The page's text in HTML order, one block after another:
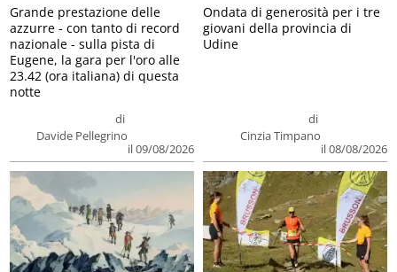
di
Davide Pellegrino
il 09/08/2026
Grande prestazione delle
azzurre - con tanto di record
nazionale - sulla pista di
Eugene, la gara per l'oro alle
23.42 (ora italiana) di questa
notte
di
Cinzia Timpano
il 08/08/2026
Ondata di generosità per i tre
giovani della provincia di
Udine